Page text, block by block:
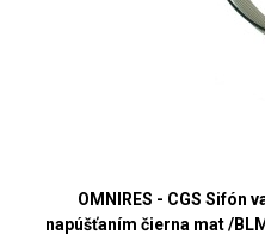
OMNIRES - CGS Sifón
napúšťaním čierna mat /